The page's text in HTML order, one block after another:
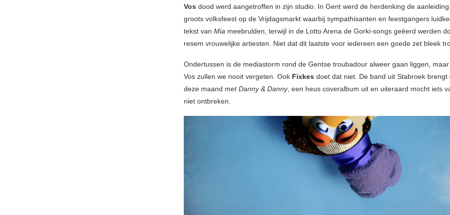
Vos dood werd aangetroffen in zijn studio. In Gent werd de herdenking de
groots volksfeest op de Vrijdagsmarkt waarbij sympathisanten en feestgangers
tekst van Mia meebrulden, terwijl in de Lotto Arena de Gorki-songs geëerd werden
resem vrouwelijke artiesten. Niet dat dit laatste voor iedereen een goede zet bleek
Ondertussen is de mediastorm rond de Gentse troubadour alweer gaan liggen,
Vos zullen we nooit vergeten. Ook Fixkes doet dat niet. De band uit Stabroek brengt
deze maand met Danny & Danny, een heus coveralbum uit en uiteraard mocht iets
niet ontbreken.